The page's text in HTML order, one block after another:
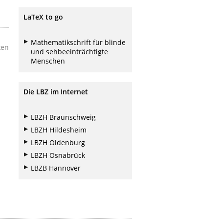
LaTeX to go
Mathematikschrift für blinde
und sehbeeinträchtigte
Menschen
Die LBZ im Internet
LBZH Braunschweig
LBZH Hildesheim
LBZH Oldenburg
LBZH Osnabrück
LBZB Hannover